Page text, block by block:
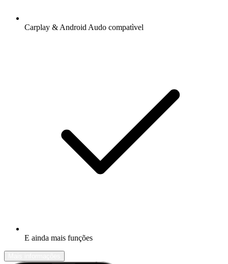
Carplay & Android Audo compatìvel
E ainda mais funções